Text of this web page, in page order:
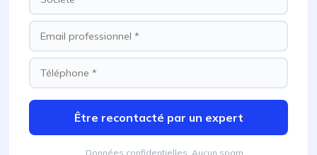
Être recontacté par un expert
Données confidentielles. Aucun spam.